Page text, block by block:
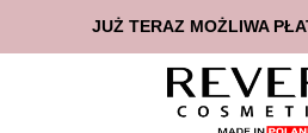
JUŻ TERAZ MOŻLIWA